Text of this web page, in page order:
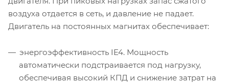
воздуха отдается в сеть, и давление не падает.
Двигатель на постоянных магнитах обеспечивает:
энергоэффективность IE4. Мощность
автоматически подстраивается под нагрузку,
обеспечивая высокий КПД и снижение затрат на